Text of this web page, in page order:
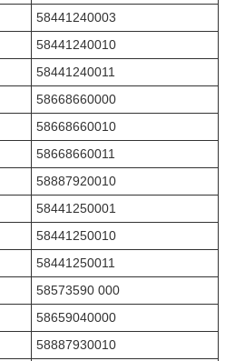
58441240003
58441240010
58441240011
58668660000
58668660010
58668660011
58887920010
58441250001
58441250010
58441250011
58573590 000
58659040000
58887930010